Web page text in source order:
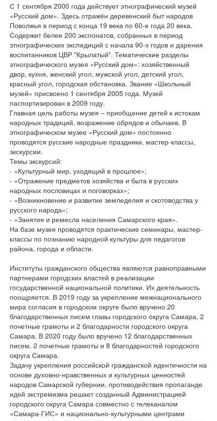
С 1 сентября 2000 года действует этнографический музей
«Русский дом». Здесь отражён деревенский быт народов
Поволжья в период с конца 19 века по 60-е года 20 века.
Содержит белее 200 экспонатов, собранных в период
этнографических экспедиций с начала 90-х годов и дарения
воспитанников ЦВР "Крылатый". Тематические разделы
этнографического музея «Русский дом»: хозяйственный
двор, кухня, женский угол, мужской угол, детский угол,
красный угол, городская обстановка. Звание «Школьный
музей» присвоено 1 сентября 2005 года. Музей
паспортизирован в 2009 году.
Главная цель работы музея – приобщение детей к истокам
народных традиций, возражение обрядов и обычаев. В
этнографическом музее «Русский дом» постоянно
проводятся русские народные праздники, мастер-классы,
экскурсии.
Темы экскурсий:
- «Культурный мир, уходящий в прошлое»;
- «Отражение предметов хозяйства и быта в русских
народных пословицах и поговорках»;
- «Возникновение и развитие земледелия и скотоводства у
русского народа»;
- «Занятия и ремесла населения Самарского края».
На базе музея проводятся практические семинары, мастер-
классы по познанию народной культуры для педагогов
района, города и области.
Институты гражданского общества являются равноправными
партнерами городских властей в реализации
государственной национальной политики. Их деятельность
поощряется. В 2019 году за укрепление межнационального
мира согласия в городском округе было вручено 20
благодарственных писем главы городского округа Самара, 2
почетные грамоты и 2 благодарности городского округа
Самара. В 2020 году было вручено 12 благодарственных
писем, 2 почетные грамоты и 8 благодарностей городского
округа Самара.
Задачу укрепления российской гражданской идентичности на
основе духовно-нравственных и культурных ценностей
народов Самарской губернии, противодействия пропаганде
идей экстремизма решает созданный Администрацией
городского округа Самара совместно с телеканалом
«Самара-ГИС» и национально-культурными центрами